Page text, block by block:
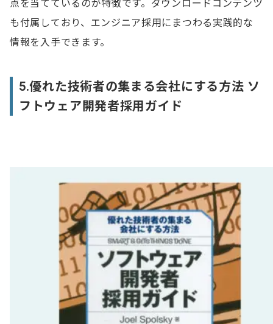
点を当てているのが特徴です。ダウンロードコンテンツ
も付属しており、エンジニア採用にまつわる実践的な
情報を入手できます。
5.優れた技術者の集まる会社にする方法 ソ
フトウェア開発者採用ガイド